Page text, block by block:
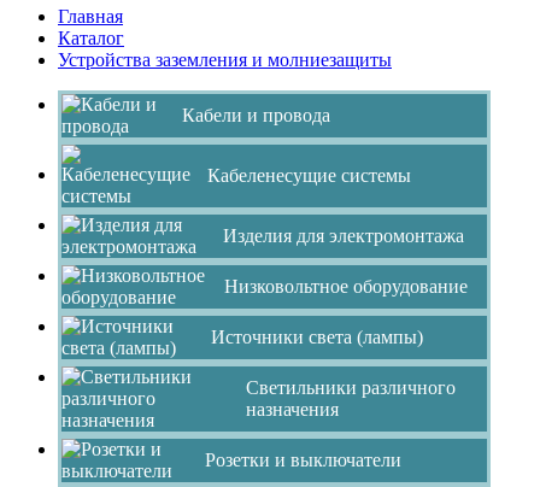
Главная
Каталог
Устройства заземления и молниезащиты
Кабели и провода
Кабеленесущие системы
Изделия для электромонтажа
Низковольтное оборудование
Источники света (лампы)
Светильники различного
назначения
Розетки и выключатели